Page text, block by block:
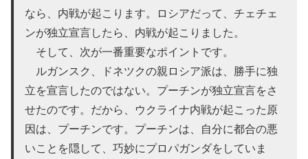
なら、内戦が起こります。ロシアだって、チェチェ
ンが独立宣言したら、内戦が起こりました。
そして、次が一番重要なポイントです。
ルガンスク、ドネツクの親ロシア派は、勝手に独
立を宣言したのではない。プーチンが独立宣言をさ
せたのです。だから、ウクライナ内戦が起こった原
因は、プーチンです。プーチンは、自分に都合の悪
いことを隠して、巧妙にプロパガンダをしていま